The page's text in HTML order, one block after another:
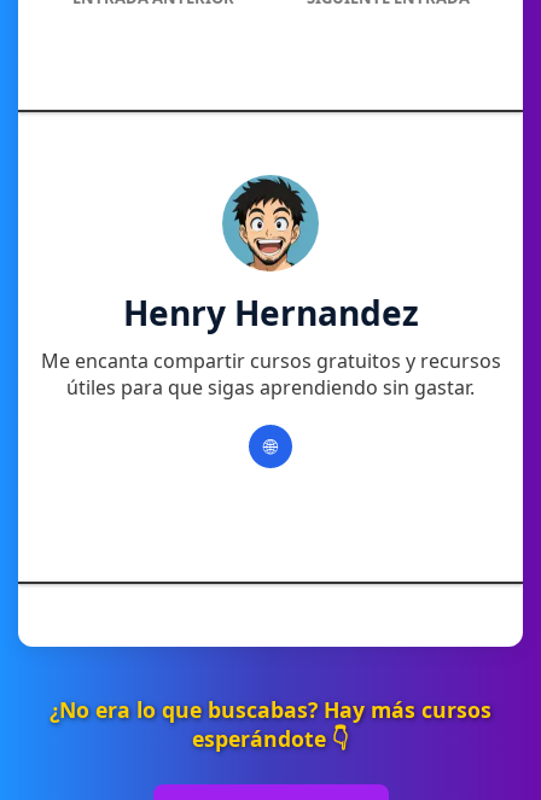
Henry Hernandez
Me encanta compartir cursos gratuitos y recursos
útiles para que sigas aprendiendo sin gastar.
🌐
¿No era lo que buscabas? Hay más cursos
esperándote 👇